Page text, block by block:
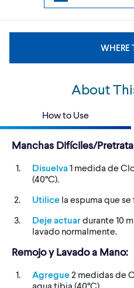
WHERE
About
How to Use
Manchas Difíciles/
Disuelva 1 medida de
(40°C).
Utilice la espuma que se
Deje actuardurante 10
lavado normalmente.
Remojo y Lavado a Mano:
Agregue2 medidas de
agua tibia (40°C).